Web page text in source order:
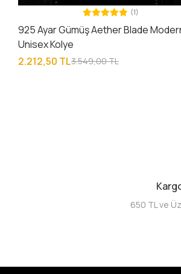
(1)
925 Ayar Gümüş Aether Blade
Unisex Kolye
2.212,50 TL3.549,00 TL
650 TL ve